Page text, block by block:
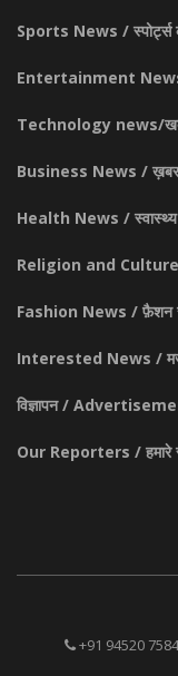
Sports News / स्पोर्ट्स
Entertainment
Technology news/
Business News / ख़बर
Health News / स्वास्थ्य
Religion and Culture
Fashion News / फ़ैशन
Interested News /
विज्ञापन /
Our Reporters / हमारे
+91 94520